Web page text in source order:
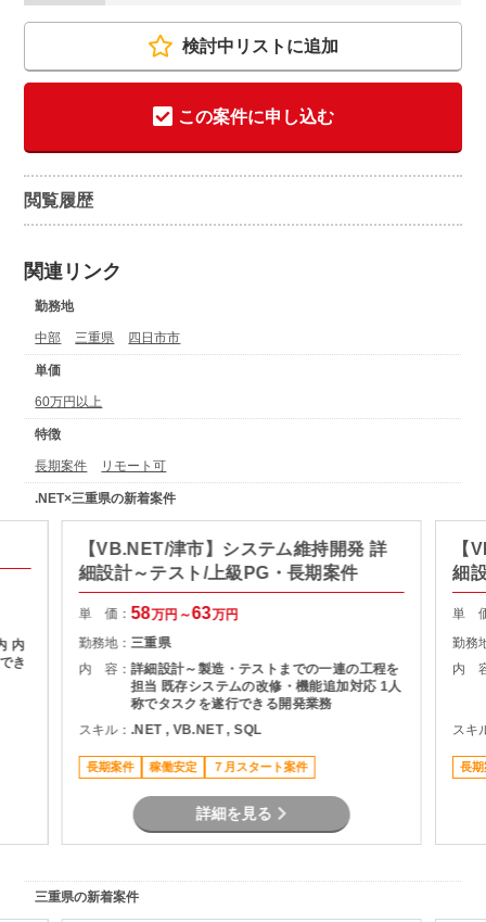
検討中リストに追加
この案件に申し込む
閲覧履歴
関連リンク
勤務地
中部 三重県 四日市市
単価
60万円以上
特徴
長期案件 リモート可
.NET×三重県の新着案件
き
【VB.NET/津市】システム維持開発 詳
細設計～テスト/上級PG・長期案件
単 価：58万円～63万円
勤務地：三重県
内 容：詳細設計～製造・テストまでの一連の工程を
担当 既存システムの改修・機能追加対応 1人
称でタスクを遂行できる開発業務
スキル： .NET , VB.NET , SQL
長期案件 稼働安定 ７月スタート案件
詳細を見る
【
細
単
勤務
内
スキ
長期
三重県の新着案件